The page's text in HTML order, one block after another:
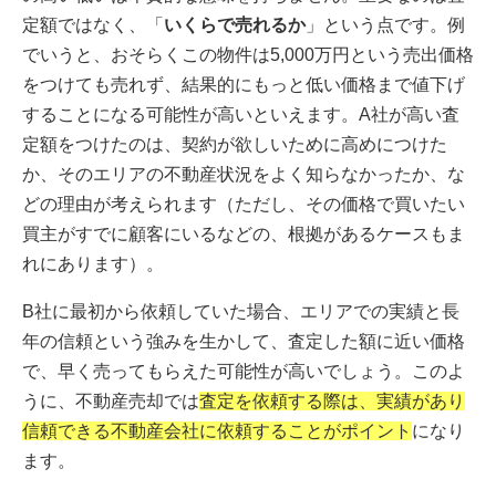
定額ではなく、「 いくらで売れるか」という点です。例
でいうと、おそらくこの物件は5,000万円という売出価格
をつけても売れず、結果的にもっと低い価格まで値下げ
することになる可能性が高いといえます。A社が高い査
定額をつけたのは、契約が欲しいために高めにつけた
か、そのエリアの不動産状況をよく知らなかったか、な
どの理由が考えられます（ただし、その価格で買いたい
買主がすでに顧客にいるなどの、根拠があるケースもま
れにあります）。
B社に最初から依頼していた場合、エリアでの実績と長
年の信頼という強みを生かして、査定した額に近い価格
で、早く売ってもらえた可能性が高いでしょう。このよ
うに、不動産売却では査定を依頼する際は、実績があり
信頼できる不動産会社に依頼することがポイント になり
ます。